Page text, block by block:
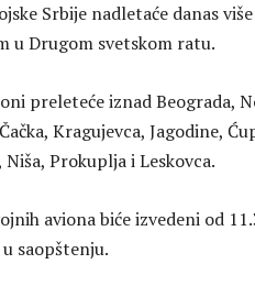
Srbije nadletaće danas
u Drugom svetskom ratu.
preleteće iznad Beograda,
Kragujevca, Jagodine,
Prokuplja i Leskovca.
aviona biće izvedeni od
saopštenju.